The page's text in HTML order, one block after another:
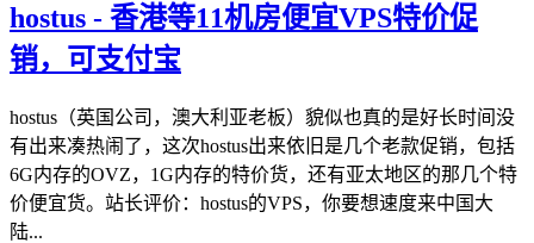
hostus - 香港等11机房便宜VPS特价促
销，可支付宝
hostus（英国公司，澳大利亚老板）貌似也真的是好长时间没
有出来凑热闹了，这次hostus出来依旧是几个老款促销，包括
6G内存的OVZ，1G内存的特价货，还有亚太地区的那几个特
价便宜货。站长评价：hostus的VPS，你要想速度来中国大
陆...